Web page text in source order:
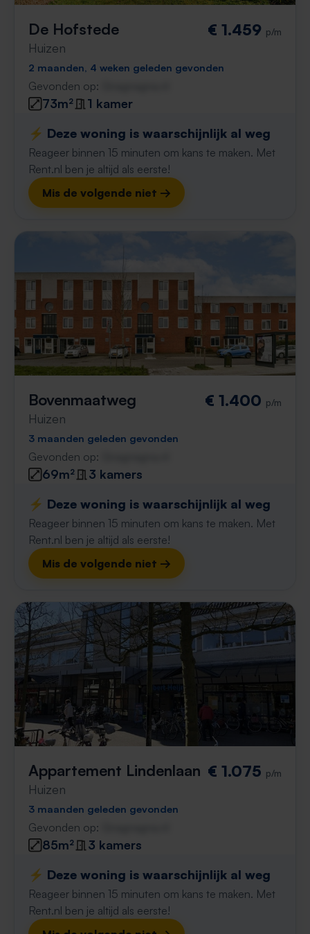
De Hofstede
Huizen
€ 1.459 p/m
2 maanden, 4 weken geleden gevonden
Gevonden op:
73m²
1 kamer
⚡️ Deze woning is waarschijnlijk al weg
Reageer binnen 15 minuten om kans te maken. Met
Rent.nl ben je altijd als eerste!
Mis de volgende niet →
Bovenmaatweg
Huizen
€ 1.400 p/m
3 maanden geleden gevonden
Gevonden op:
69m²
3 kamers
⚡️ Deze woning is waarschijnlijk al weg
Reageer binnen 15 minuten om kans te maken. Met
Rent.nl ben je altijd als eerste!
Mis de volgende niet →
Appartement Lindenlaan
Huizen
€ 1.075 p/m
3 maanden geleden gevonden
Gevonden op:
85m²
3 kamers
⚡️ Deze woning is waarschijnlijk al weg
Reageer binnen 15 minuten om kans te maken. Met
Rent.nl ben je altijd als eerste!